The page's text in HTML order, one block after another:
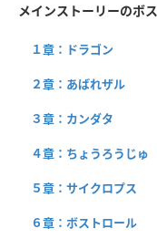
メインストーリーのボス
１章：ドラゴン
２章：あばれザル
３章：カンダタ
４章：ちょうろうじゅ
５章：サイクロプス
６章：ボストロール